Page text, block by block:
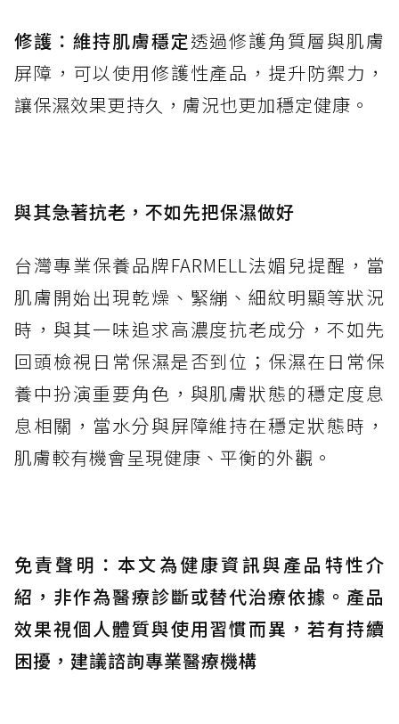
修護：維持肌膚穩定透過修護角質層與肌膚
屏障，可以使用修護性產品，提升防禦力，
讓保濕效果更持久，膚況也更加穩定健康。
與其急著抗老，不如先把保濕做好
台灣專業保養品牌FARMELL法媚兒提醒，當
肌膚開始出現乾燥、緊繃、細紋明顯等狀況
時，與其一味追求高濃度抗老成分，不如先
回頭檢視日常保濕是否到位；保濕在日常保
養中扮演重要角色，與肌膚狀態的穩定度息
息相關，當水分與屏障維持在穩定狀態時，
肌膚較有機會呈現健康、平衡的外觀。
免責聲明：本文為健康資訊與產品特性介
紹，非作為醫療診斷或替代治療依據。產品
效果視個人體質與使用習慣而異，若有持續
困擾，建議諮詢專業醫療機構